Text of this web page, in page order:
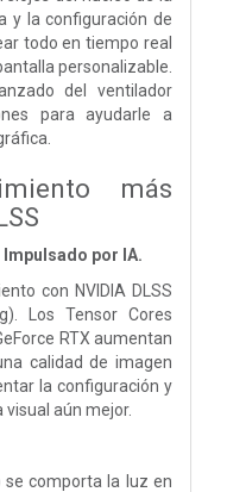
y la configuración de
todo en tiempo real
personalizable.
del ventilador
para ayudarle a
más
por IA.
con NVIDIA DLSS
Los Tensor Cores
RTX aumentan
calidad de imagen
la configuración y
visual aún mejor.
se comporta la luz en